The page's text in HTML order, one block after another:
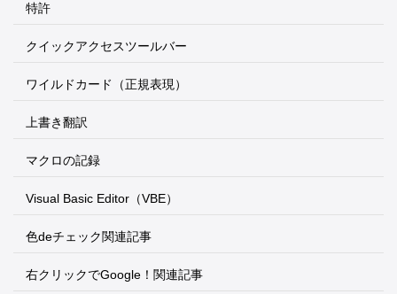
特許
クイックアクセスツールバー
ワイルドカード（正規表現）
上書き翻訳
マクロの記録
Visual Basic Editor（VBE）
色deチェック関連記事
右クリックでGoogle！関連記事